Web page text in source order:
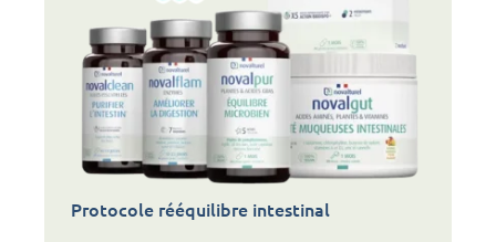
Protocole rééquilibre intestinal